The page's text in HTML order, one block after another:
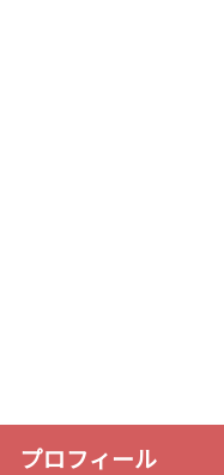
プロフィール